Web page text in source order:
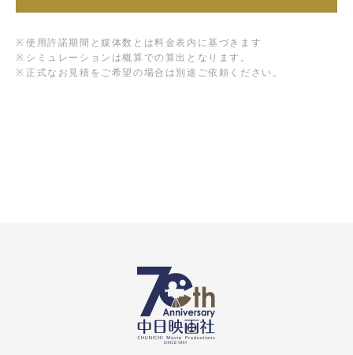
※ 使用許諾期間と媒体数とは料金表内に基づきます
※ シミュレーションは概算での算出となります。
※ 正式なお見積をご希望の場合は別途ご依頼ください。